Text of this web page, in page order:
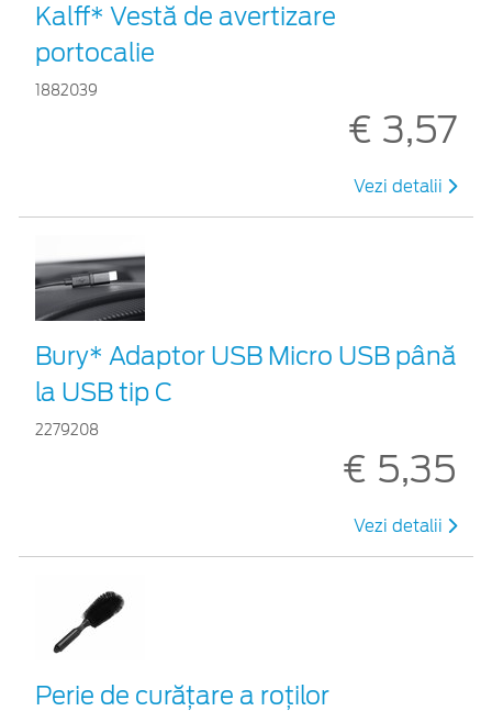
Kalff* Vestă de avertizare
portocalie
1882039
€ 3,57
Vezi detalii
Bury* Adaptor USB Micro USB până
la USB tip C
2279208
€ 5,35
Vezi detalii
Perie de curățare a roților